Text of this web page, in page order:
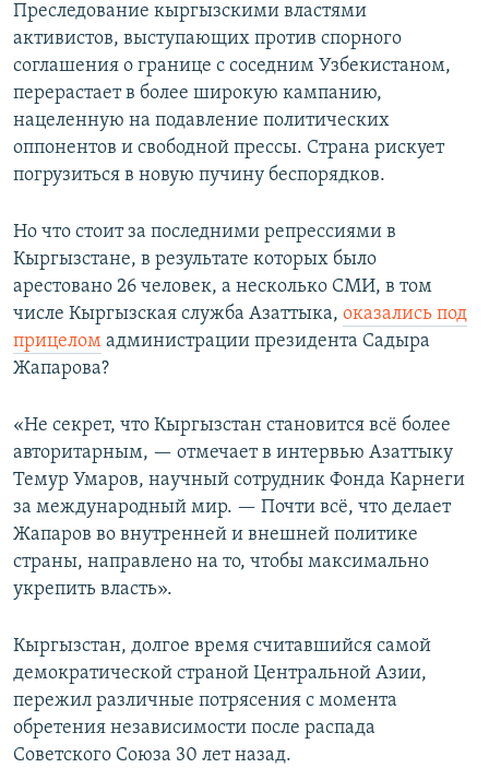
Преследование кыргызскими властями
активистов, выступающих против спорного
соглашения о границе с соседним Узбекистаном,
перерастает в более широкую кампанию,
нацеленную на подавление политических
оппонентов и свободной прессы. Страна рискует
погрузиться в новую пучину беспорядков.
Но что стоит за последними репрессиями в
Кыргызстане, в результате которых было
арестовано 26 человек, а несколько СМИ, в том
числе Кыргызская служба Азаттыка, оказались под
прицелом администрации президента Садыра
Жапарова?
«Не секрет, что Кыргызстан становится всё более
авторитарным, — отмечает в интервью Азаттыку
Темур Умаров, научный сотрудник Фонда Карнеги
за международный мир. — Почти всё, что делает
Жапаров во внутренней и внешней политике
страны, направлено на то, чтобы максимально
укрепить власть».
Кыргызстан, долгое время считавшийся самой
демократической страной Центральной Азии,
пережил различные потрясения с момента
обретения независимости после распада
Советского Союза 30 лет назад.